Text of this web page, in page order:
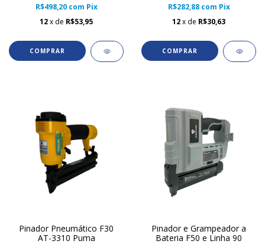
R$498,20 com Pix
12x de R$53,95
R$282,88 com Pix
12x de R$30,63
Pinador Pneumático F30
AT-3310 Puma
Pinador e Grampeador a
Bateria F50 e Linha 90